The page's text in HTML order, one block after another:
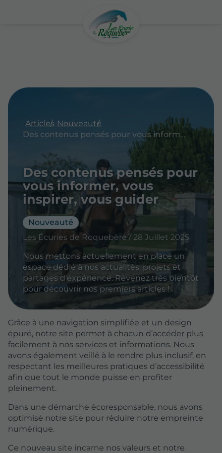
Articles Nouveauté
Des contenus pensés pour vous informer, vous inspirer, vous guider
Des contenus pensés pour
vous informer, vous
inspirer, vous guider
Nouveauté
Les Écuries de Roquebère / 28 Juillet 2025
Nous mettons actuellement en place un
espace dédié à nos actualités, projets et
partages d'expérience. Revenez très bientôt
pour découvrir nos premiers articles !
Grâce à une navigation simplifiée et un design
épuré, notre site permet à chacun d’accéder plus
facilement à nos services et informations. Nous
avons également veillé à le rendre plus inclusif, en
respectant les meilleures pratiques d’accessibilité
afin que tout le monde puisse en profiter
pleinement.
Dans une démarche écoresponsable, nous avons
optimisé notre site pour réduire notre empreinte
numérique.
Ce nouveau site incarne nos valeurs et notre